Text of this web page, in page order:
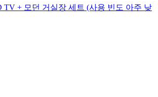
TV + 모던 거실장 세트 (사용 빈도 아주 낮